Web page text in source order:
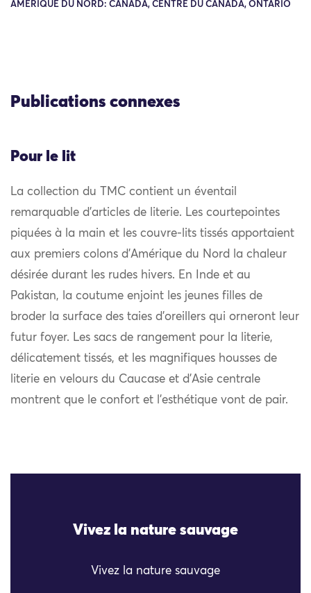
AMÉRIQUE DU NORD: CANADA, CENTRE DU CANADA, ONTARIO
Publications connexes
Pour le lit
La collection du TMC contient un éventail
remarquable d’articles de literie. Les courtepointes
piquées à la main et les couvre-lits tissés apportaient
aux premiers colons d’Amérique du Nord la chaleur
désirée durant les rudes hivers. En Inde et au
Pakistan, la coutume enjoint les jeunes filles de
broder la surface des taies d’oreillers qui orneront leur
futur foyer. Les sacs de rangement pour la literie,
délicatement tissés, et les magnifiques housses de
literie en velours du Caucase et d’Asie centrale
montrent que le confort et l’esthétique vont de pair.
Vivez la nature sauvage
Vivez la nature sauvage